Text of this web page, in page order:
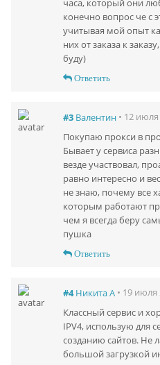
часа, который они
конечно вопрос че с
учитывая мой опыт
них от заказа к
буду)
Ответить
#3 Валентин • 12
Покупаю прокси в
Бывает у сервиса
везде участвовал,
равно интересно и
не знаю, почему все
которым работают
чем я всегда беру
пушка
Ответить
#4 Никита А • 19 июля
Классный сервис и
IPV4, использую для
созданию сайтов. Не
большой загрузкой